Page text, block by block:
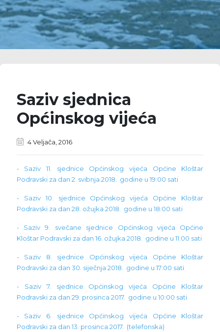
Saziv sjednica
Općinskog vijeća
4 Veljača, 2016
- Saziv 11. sjednice Općinskog vijeća Općine Kloštar
Podravski za dan 2. svibnja 2018. godine u 19:00 sati
- Saziv 10. sjednice Općinskog vijeća Općine Kloštar
Podravski za dan 28. ožujka 2018. godine u 18:00 sati
- Saziv 9. svečane sjednice Općinskog vijeća Općine
Kloštar Podravski za dan 16. ožujka 2018. godine u 11:00 sati
- Saziv 8. sjednice Općinskog vijeća Općine Kloštar
Podravski za dan 30. siječnja 2018. godine u 17:00 sati
- Saziv 7. sjednice Općinskog vijeća Općine Kloštar
Podravski za dan 29. prosinca 2017. godine u 10:00 sati
- Saziv 6. sjednice Općinskog vijeća Općine Kloštar
Podravski za dan 13. prosinca 2017. (telefonska)